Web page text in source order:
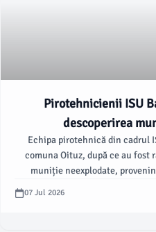
Pirotehnicienii ISU
descoperirea
Echipa pirotehnică din cadrul
comuna Oituz, după ce au fost
muniție neexplodate,
arborilor, într-o zonă
07 Jul 2026